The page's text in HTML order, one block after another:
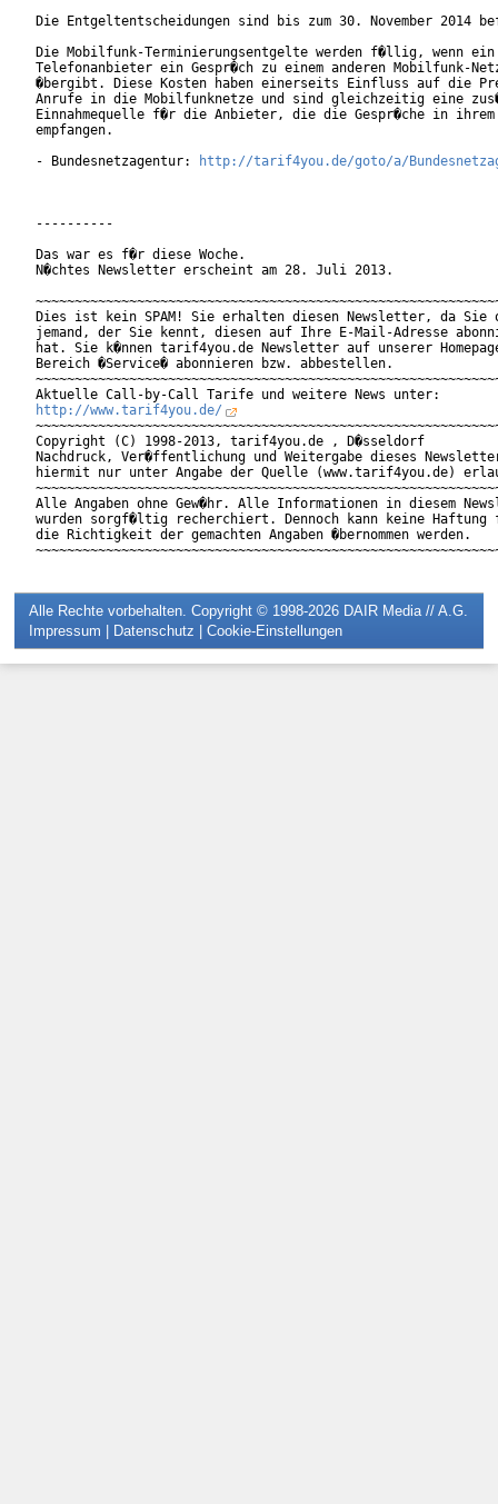
Die Entgeltentscheidungen sind bis zum 30. November 2014
Die Mobilfunk-Terminierungsentgelte werden f�llig, wenn ein
Telefonanbieter ein Gespr�ch zu einem anderen Mobilfunk-
�bergibt. Diese Kosten haben einerseits Einfluss auf die
Anrufe in die Mobilfunknetze und sind gleichzeitig eine
Einnahmequelle f�r die Anbieter, die die Gespr�che in ihrem
empfangen.
- Bundesnetzagentur:
http://tarif4you.de/goto/a/
----------
Das war es f�r diese Woche.
N�chtes Newsletter erscheint am 28. Juli 2013.
Dies ist kein SPAM! Sie erhalten diesen Newsletter, da Sie
jemand, der Sie kennt, diesen auf Ihre E-Mail-Adresse
hat. Sie k�nnen tarif4you.de Newsletter auf unserer
Bereich �Service� abonnieren bzw. abbestellen.
http://www.tarif4you.de/
Copyright (C) 1998-2013, tarif4you.de , D�sseldorf
Nachdruck, Ver�ffentlichung und Weitergabe dieses
hiermit nur unter Angabe der Quelle (www.tarif4you.de)
Alle Angaben ohne Gew�hr. Alle Informationen in diesem
wurden sorgf�ltig recherchiert. Dennoch kann keine Haftung
die Richtigkeit der gemachten Angaben �bernommen werden.
Alle Rechte vorbehalten. Copyright © 1998-2026 DAIR Media // A.G.
Impressum | Datenschutz | Cookie-Einstellungen